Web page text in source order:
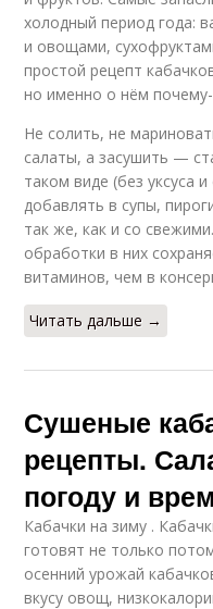
холодный период года:
и овощами,
простой рецепт
но именно о нём
Не солить, не
салаты, а засушить —
таком виде (без уксуса
добавлять в супы,
так же, как и со
обработки в них
витаминов, чем в
Читать дальше →
Сушеные
рецепты.
погоду и
Кабачки на зиму .
готовят не только
осенний урожай
вкусу овощ,